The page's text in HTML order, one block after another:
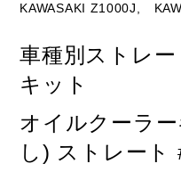
HONDA YAMAHA
KAWASAKI BMW
HARLEY DAVIDSON
KAWASAKI Z1000J,
車種別ストレ
キット
オイルクーラ
し) ストレート